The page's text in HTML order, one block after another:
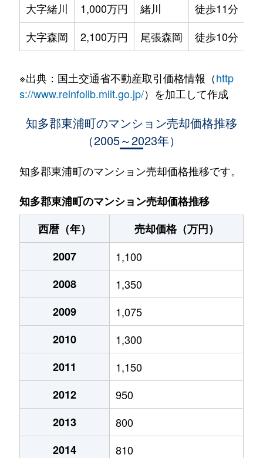
大字緒川
1,000万円 緒川 徒歩11分
大字森岡
2,100万円 尾張森岡 徒歩10分
※出典：国土交通省不動産取引価格情報（http
s://www.reinfolib.mlit.go.jp/）を加工して作成
知多郡東浦町のマンション売却価格推移
（2005～2023年）
知多郡東浦町のマンション売却価格推移です。
知多郡東浦町のマンション売却価格推移
西暦（年）
売却価格（万円）
2007
1,100
2008
1,350
2009
1,075
2010
1,300
2011
1,150
2012
950
2013
800
2014
810